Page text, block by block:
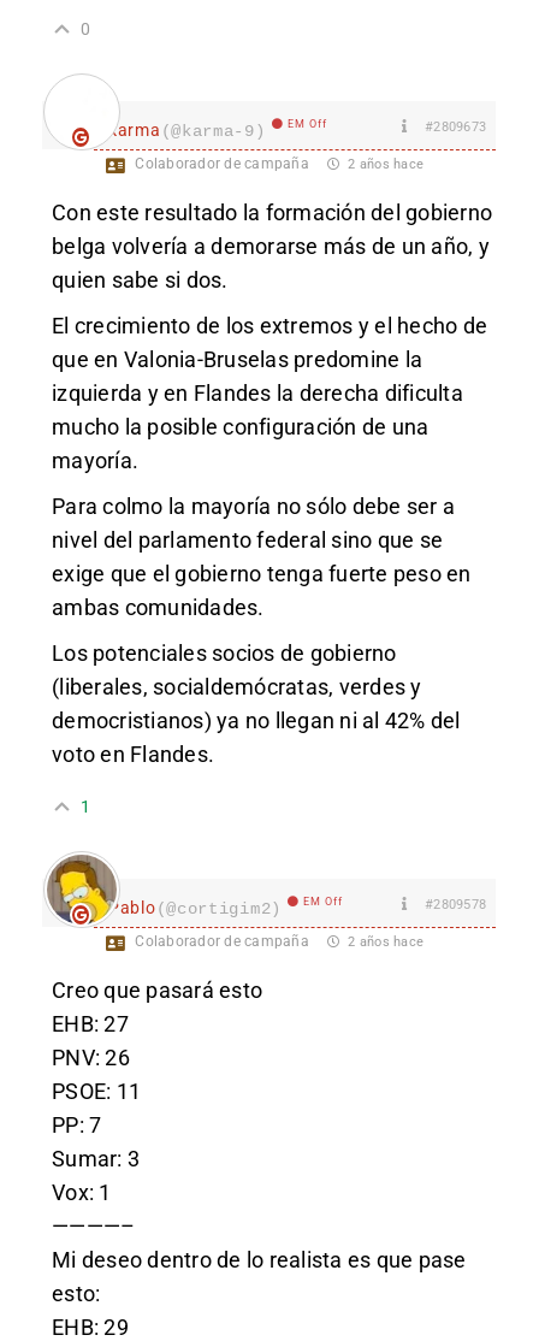
0
karma (@karma-9) EM Off #2809673
Colaborador de campaña 2 años hace
Con este resultado la formación del gobierno
belga volvería a demorarse más de un año, y
quien sabe si dos.
El crecimiento de los extremos y el hecho de
que en Valonia-Bruselas predomine la
izquierda y en Flandes la derecha dificulta
mucho la posible configuración de una
mayoría.
Para colmo la mayoría no sólo debe ser a
nivel del parlamento federal sino que se
exige que el gobierno tenga fuerte peso en
ambas comunidades.
Los potenciales socios de gobierno
(liberales, socialdemócratas, verdes y
democristianos) ya no llegan ni al 42% del
voto en Flandes.
1
Pablo(@cortigim2) EM Off #2809578
Colaborador de campaña 2 años hace
Creo que pasará esto
EHB: 27
PNV: 26
PSOE: 11
PP: 7
Sumar: 3
Vox: 1
————–
Mi deseo dentro de lo realista es que pase
esto:
EHB: 29